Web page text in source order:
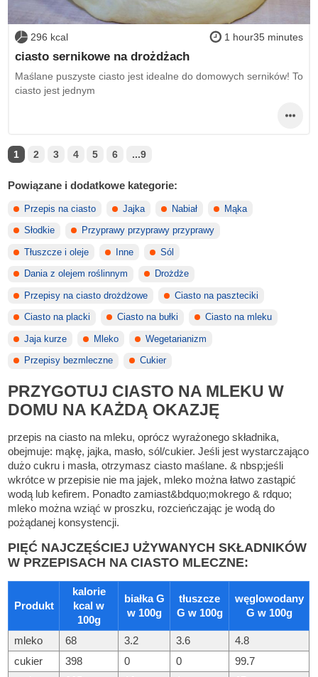
296 kcal 1 hour35 minutes
ciasto sernikowe na drożdżach
Maślane puszyste ciasto jest idealne do domowych serników! To
ciasto jest jednym
1 2 3 4 5 6 ...9
Powiązane i dodatkowe kategorie:
Przepis na ciasto Jajka Nabiał Mąka
Słodkie Przyprawy przyprawy przyprawy
Tłuszcze i oleje Inne Sól
Dania z olejem roślinnym Drożdże
Przepisy na ciasto drożdżowe Ciasto na paszteciki
Ciasto na placki Ciasto na bułki Ciasto na mleku
Jaja kurze Mleko Wegetarianizm
Przepisy bezmleczne Cukier
PRZYGOTUJ CIASTO NA MLEKU W
DOMU NA KAŻDĄ OKAZJĘ
przepis na ciasto na mleku, oprócz wyrażonego składnika,
obejmuje: mąkę, jajka, masło, sól/cukier. Jeśli jest wystarczająco
dużo cukru i masła, otrzymasz ciasto maślane. & nbsp;jeśli
wkrótce w przepisie nie ma jajek, mleko można łatwo zastąpić
wodą lub kefirem. Ponadto zamiast&bdquo;mokrego & rdquo;
mleko można wziąć w proszku, rozcieńczając je wodą do
pożądanej konsystencji.
PIĘĆ NAJCZĘŚCIEJ UŻYWANYCH SKŁADNIKÓW
W PRZEPISACH NA CIASTO MLECZNE:
Produkt
kalorie
kcal w
100g
białka G
w 100g
tłuszcze
G w 100g
węglowodany
G w 100g
mleko 68 3.2 3.6
4.8
cukier
398 0 0
99.7